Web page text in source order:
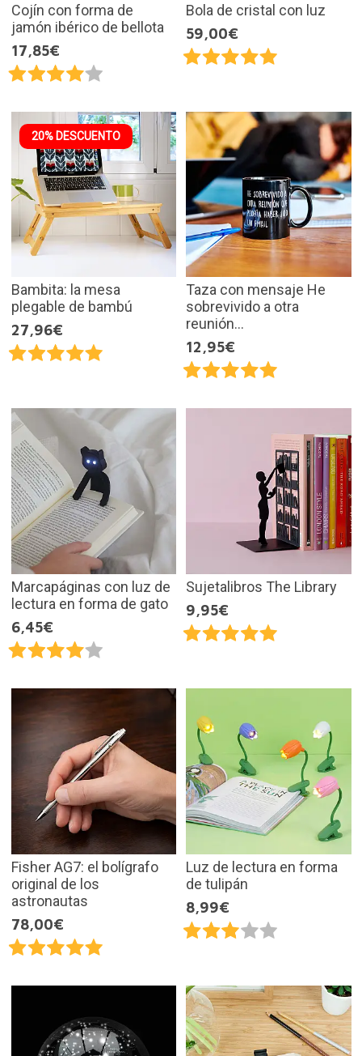
Cojín con forma de
jamón ibérico de bellota
17,85€
Bola de cristal con luz
59,00€
20% DESCUENTO
Bambita: la mesa
plegable de bambú
27,96€
Taza con mensaje He
sobrevivido a otra
reunión...
12,95€
Marcapáginas con luz de
lectura en forma de gato
6,45€
Sujetalibros The Library
9,95€
Fisher AG7: el bolígrafo
original de los
astronautas
78,00€
Luz de lectura en forma
de tulipán
8,99€